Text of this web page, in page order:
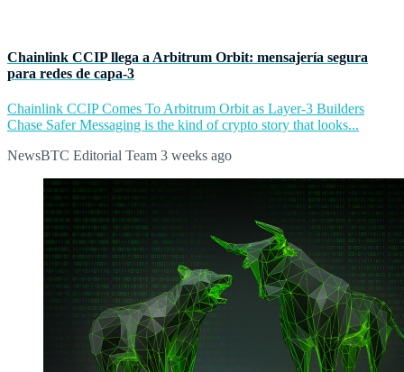
Chainlink CCIP llega a Arbitrum Orbit: mensajería segura
para redes de capa‑3
Chainlink CCIP Comes To Arbitrum Orbit as Layer-3 Builders
Chase Safer Messaging is the kind of crypto story that looks...
NewsBTC Editorial Team 3 weeks ago